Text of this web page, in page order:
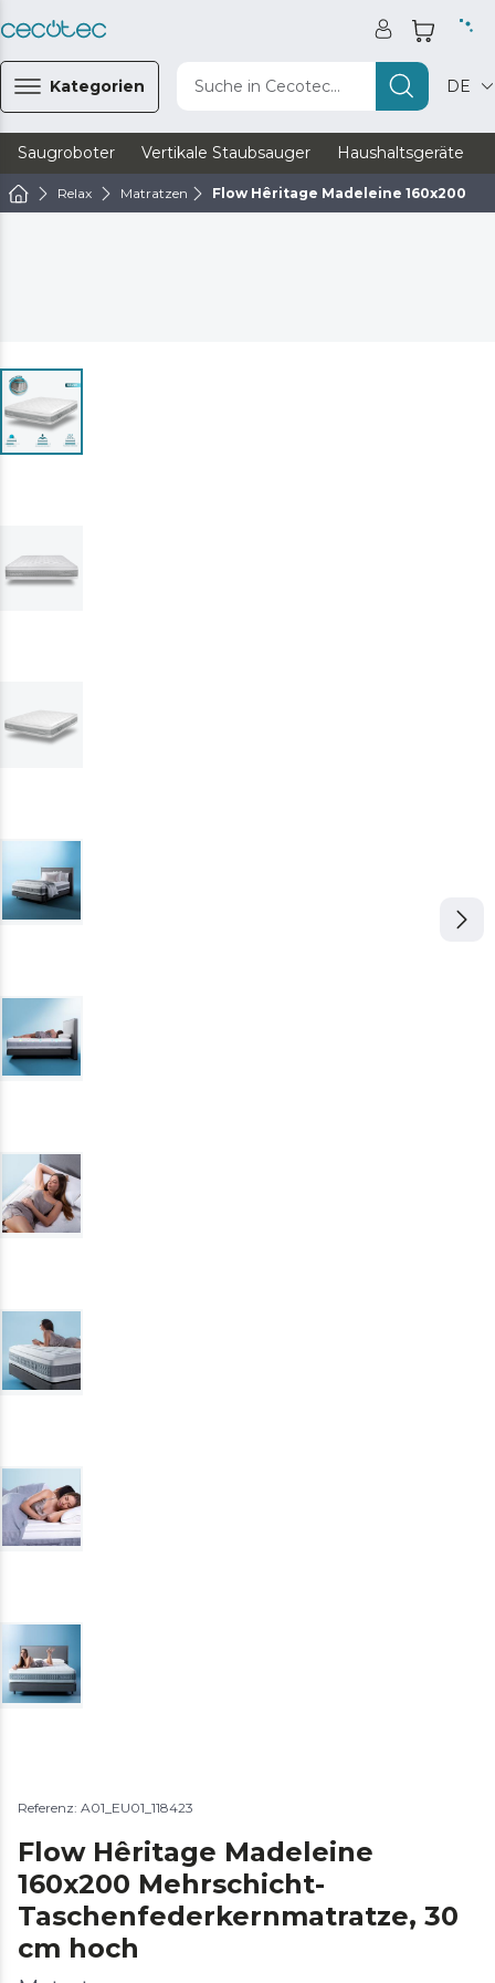
Kategorien Suche in Cecotec... DE
Saugroboter Vertikale Staubsauger Haushaltsgeräte
Relax Matratzen Flow Hêritage Madeleine 160x200
Referenz: A01_EU01_118423
Flow Hêritage Madeleine
160x200 Mehrschicht-
Taschenfederkernmatratze, 30
cm hoch